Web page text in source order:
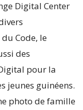
Digital Center
Code, le
des
pour la
jeunes guinéens.
photo de famille